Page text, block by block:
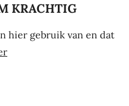
KRACHTIG
hier gebruik van en dat